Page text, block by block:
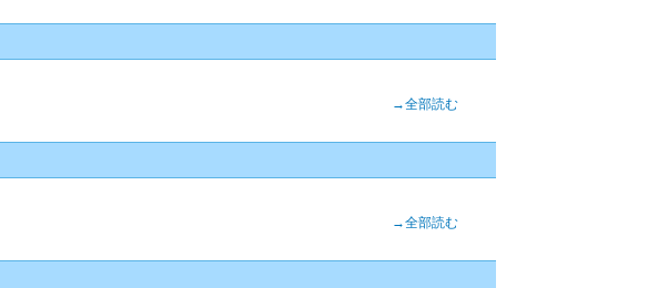
→全部読む
→全部読む